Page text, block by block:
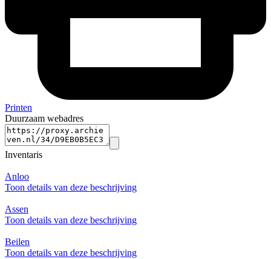
Printen
Duurzaam webadres
Inventaris
Anloo
Toon details van deze beschrijving
Assen
Toon details van deze beschrijving
Beilen
Toon details van deze beschrijving